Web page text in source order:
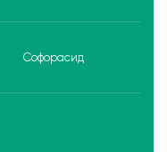
Софорасид